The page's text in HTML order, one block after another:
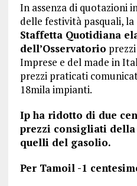
In assenza di quotazioni
delle festività pasquali, la
Staffetta Quotidiana
dell’Osservatorio
Imprese e del made in
prezzi praticati
18mila impianti.
Ip ha ridotto di due
prezzi consigliati
quelli del gasolio.
Per Tamoil -1